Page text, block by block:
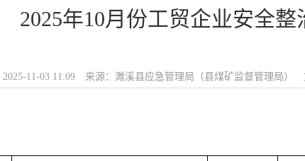
2025年10月份工贸企业安全
2025-11-03 11:09 来源：濉溪县应急管理局（县煤矿监督管理局）